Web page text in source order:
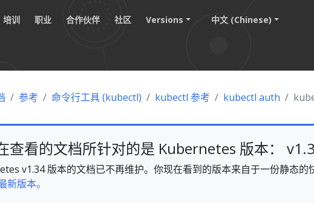
培训 职业 合作伙伴 社区 Versions 中文 (Chinese)
参考 命令行工具 (kubectl) kubectl 参考 kubectl auth
查看的文档所针对的是 Kubernetes 版本：
v1.34 版本的文档已不再维护。你现在看到的版本来自于一份静态的
新版本。